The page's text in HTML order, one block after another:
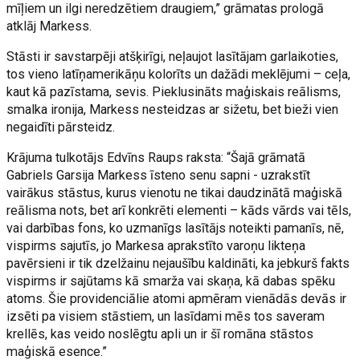
mīļiem un ilgi neredzētiem draugiem,” grāmatas prologā
atklāj Markess.
Stāsti ir savstarpēji atšķirīgi, neļaujot lasītājam garlaikoties,
tos vieno latīņamerikāņu kolorīts un dažādi meklējumi – ceļa,
kaut kā pazīstama, sevis. Pieklusināts maģiskais reālisms,
smalka ironija, Markess nesteidzas ar sižetu, bet bieži vien
negaidīti pārsteidz.
Krājuma tulkotājs Edvīns Raups raksta: “Šajā grāmatā
Gabriels Garsija Markess īsteno senu sapni - uzrakstīt
vairākus stāstus, kurus vienotu ne tikai daudzinātā maģiskā
reālisma nots, bet arī konkrēti elementi – kāds vārds vai tēls,
vai darbības fons, ko uzmanīgs lasītājs noteikti pamanīs, nē,
vispirms sajutīs, jo Markesa aprakstīto varoņu likteņa
pavērsieni ir tik dzelžainu nejaušību kaldināti, ka jebkurš fakts
vispirms ir sajūtams kā smarža vai skaņa, kā dabas spēku
atoms. Šie providenciālie atomi apmēram vienādās devās ir
izsēti pa visiem stāstiem, un lasīdami mēs tos saveram
krellēs, kas veido noslēgtu apli un ir šī romāna stāstos
maģiskā esence.”